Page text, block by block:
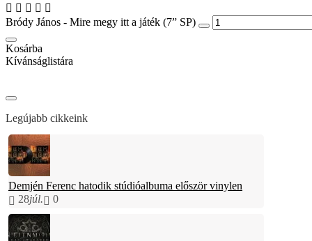
Bródy János - Mire megy itt a játék (7” SP)
Kosárba
Kívánságlistára
Legújabb cikkeink
Demjén Ferenc hatodik stúdióalbuma először vinylen
28júl. 0